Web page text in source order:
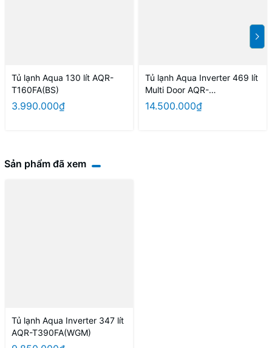
Tủ lạnh Aqua 130 lít AQR-
T160FA(BS)
3.990.000₫
Tủ lạnh Aqua Inverter 469 lít
Multi Door AQR-
M536XA(GB)
14.500.000₫
Sản phẩm đã xem
Tủ lạnh Aqua Inverter 347 lít
AQR-T390FA(WGM)